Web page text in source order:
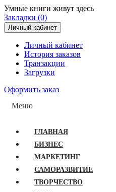
Умные книги живут здесь
Закладки (0)
Личный кабинет
Личный кабинет
История заказов
Транзакции
Загрузки
Оформить заказ
Меню
ГЛАВНАЯ
БИЗНЕС
МАРКЕТИНГ
САМОРАЗВИТИЕ
ТВОРЧЕСТВО